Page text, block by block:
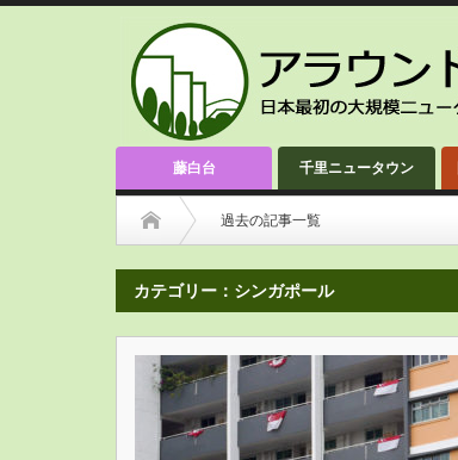
藤白台 千里ニュータウン
過去の記事一覧
カテゴリー：シンガポール